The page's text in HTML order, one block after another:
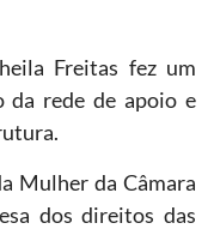
Freitas fez um
da rede de apoio e
Mulher da Câmara
dos direitos das